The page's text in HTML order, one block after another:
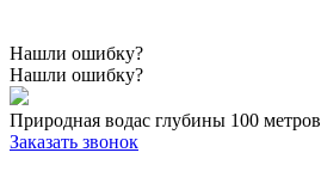
Нашли ошибку?
Нашли ошибку?
Природная водас глубины 100 метров
Заказать звонок